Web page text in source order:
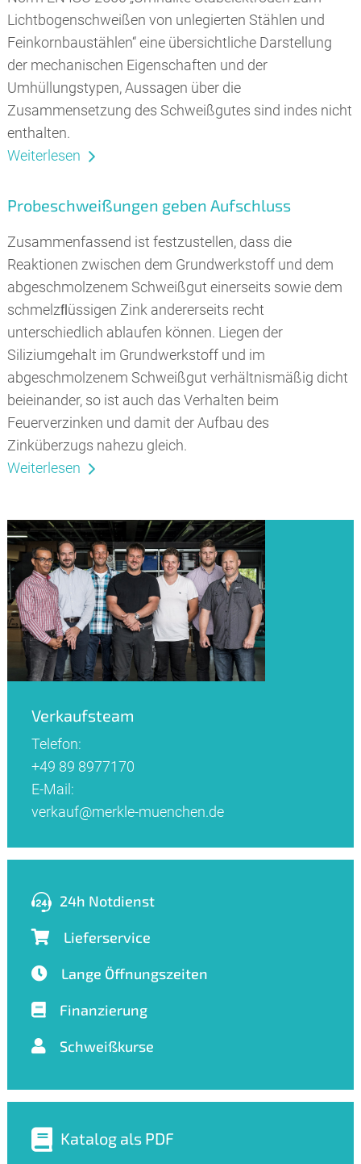
Lichtbogenschweißen von unlegierten Stählen und
Feinkornbaustählen“ eine übersichtliche Darstellung
der mechanischen Eigenschaften und der
Umhüllungstypen, Aussagen über die
Zusammensetzung des Schweißgutes sind indes nicht
enthalten.
Weiterlesen
Probeschweißungen geben Aufschluss
Zusammenfassend ist festzustellen, dass die
Reaktionen zwischen dem Grundwerkstoff und dem
abgeschmolzenem Schweißgut einerseits sowie dem
schmelzﬂüssigen Zink andererseits recht
unterschiedlich ablaufen können. Liegen der
Siliziumgehalt im Grundwerkstoff und im
abgeschmolzenem Schweißgut verhältnismäßig dicht
beieinander, so ist auch das Verhalten beim
Feuerverzinken und damit der Aufbau des
Zinküberzugs nahezu gleich.
Weiterlesen
Verkaufsteam
Telefon:
+49 89 8977170
E-Mail:
verkauf@merkle-muenchen.de
24h Notdienst
Lieferservice
Lange Öffnungszeiten
Finanzierung
Schweißkurse
Katalog als PDF